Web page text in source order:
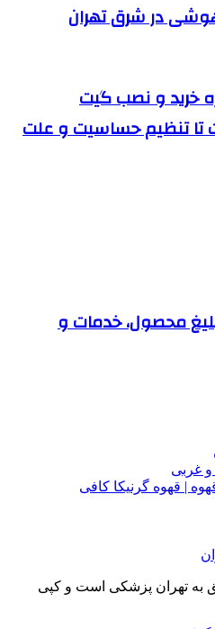
در شرق تهران
خرید و نصب گیت
تا تنظیم حساسیت و علت
محصول، خدمات و
و غربی
| قهوه گرنیکا کافی
به تهران پزشکی است و کپی